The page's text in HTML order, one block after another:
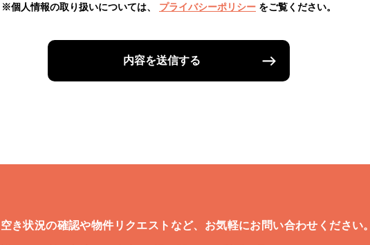
※個人情報の取り扱いについては、 プライバシーポリシー をご覧ください。
内容を送信する
空き状況の確認や物件リクエストなど、お気軽にお問い合わせください。